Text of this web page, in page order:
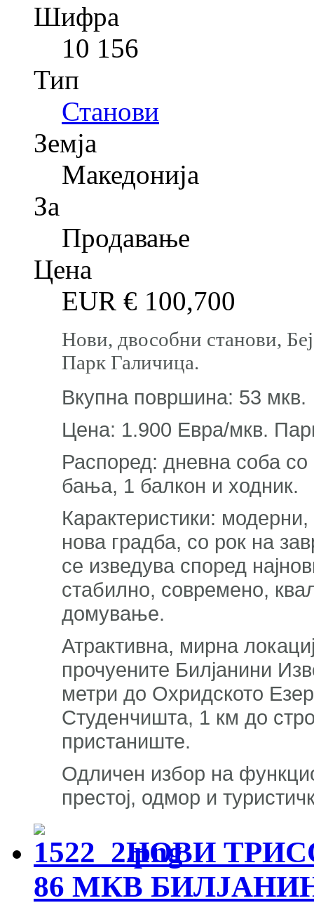
Шифра
10 156
Тип
Станови
Земја
Македонија
За
Продавање
Цена
EUR € 100,700
Нови, двособни станови,
Парк Галичица.
Вкупна површина: 53 мкв.
Цена: 1.900 Евра/мкв.
Распоред: дневна соба со
бања, 1 балкон и ходник.
Карактеристики:
нова градба, со рок на
се изведува според
стабилно, современо,
домување.
Атрактивна, мирна
прочуените Билјанини
метри до Охридското
Студенчишта, 1 км до
пристаниште.
Одличен избор на
престој, одмор и
НОВИ
86 МКВ